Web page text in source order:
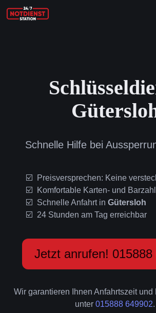
Schnelle Hilfe bei
Preisversprechen: Keine
Komfortable Karten- und
Schnelle Anfahrt in Gütersloh
24 Stunden am Tag erreichbar
Jetzt anrufen! 015888
Wir garantieren Ihnen Anfahrtszeit und
unter 015888 649902.